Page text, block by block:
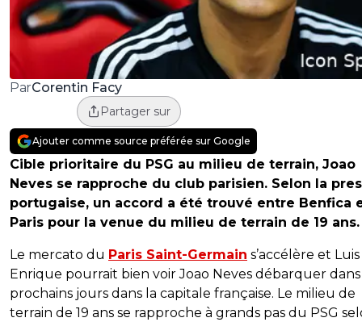
ParCorentin Facy
Partager sur
Ajouter comme source préférée sur Google
Cible prioritaire du PSG au milieu de terrain, Joao
Neves se rapproche du club parisien. Selon la
portugaise, un accord a été trouvé entre Benfica
Paris pour la venue du milieu de terrain de 19 ans.
Le mercato du Paris Saint-Germain s’accélère et Luis
Enrique pourrait bien voir Joao Neves débarquer dans
prochains jours dans la capitale française. Le milieu de
terrain de 19 ans se rapproche à grands pas du PSG